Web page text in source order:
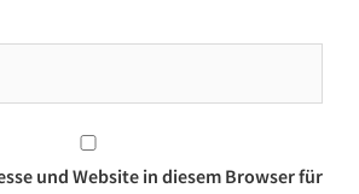
und Website in diesem Browser für